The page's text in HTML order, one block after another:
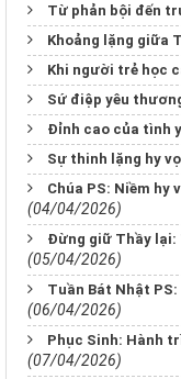
Từ phản bội đến
Khoảng lặng giữa
Khi người trẻ học
Sứ điệp yêu
Đỉnh cao của tình
Sự thinh lặng hy
Chúa PS: Niềm hy
(04/04/2026)
Đừng giữ Thầy lại:
(05/04/2026)
Tuần Bát Nhật
(06/04/2026)
Phục Sinh: Hành
(07/04/2026)